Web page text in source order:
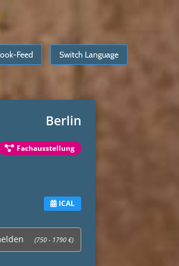
Feed Switch Language
Berlin
Fachausstellung
ICAL
(750 - 1790 €)